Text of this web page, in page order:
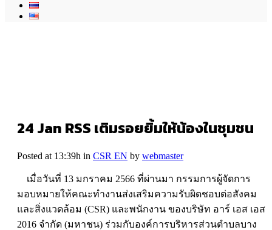
24 Jan RSS เติมรอยยิ้มให้น้องในชุมชน
Posted at 13:39h in CSR EN by webmaster
เมื่อวันที่ 13 มกราคม 2566 ที่ผ่านมา กรรมการผู้จัดการ
มอบหมายให้คณะทำงานส่งเสริมความรับผิดชอบต่อสังคม
และสิ่งแวดล้อม (CSR) และพนักงาน ของบริษัท อาร์ เอส เอส
2016 จำกัด (มหาชน) ร่วมกับองค์การบริหารส่วนตำบลบาง